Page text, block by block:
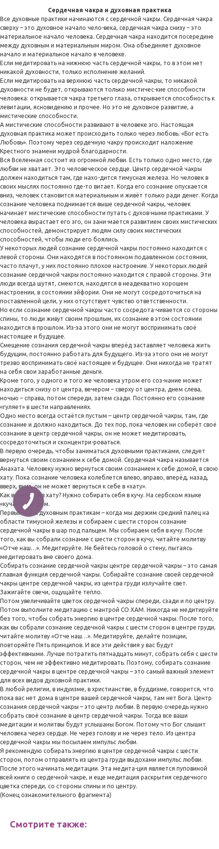
Сердечная чакра и духовная практика
Все духовные практики начинаются с сердечной чакры. Сердечная чакра
сверху – это духовное начало чело-века, сердечная чакра снизу – это
материальное начало человека. Сердечная чакра находится посередине
между духовным и материальным миром. Она объединяет духовное
начало и материальное начало в человеке.
Если медитировать на нижнюю часть сердечной чакры, то в этом нет
никакой духовности, только исполнение желаний.
Если медитировать на верхнюю часть сердечной чакры, то никакой
духовности не будет, открываются только мистичес-кие способности
человека: открывается чакра третьего глаза, открывается способность к
левитации, ясновидению и прочее. Но это не духовное развитие, а
мистические способности.
А мистические способности развивают в человеке эго. Настоящая
духовная практика может происходить только через любовь. «Бог есть
Любовь». Поэтому через сердечную чакру происходит наложение
Крестного знамени мудрой благодарности.
Вся Вселенная состоит из огромной любви. Есть только одно место, где
любви не хватает. Это человеческое сердце. Центр сердечной чакры
должен находиться там, где нахо-дится тимусная железа. Но человек в
своих мыслях постоянно где-то витает. Когда его сознание опускается
вниз, человек становится материальным и живёт только ради денег. Когда
сознание человека поднимается выше сердечной чакры, человек
начинает мистические способности путать с духов-ными практиками. У
человека вырастает его эго, он зани-мается развитием своих мистических
способностей, демонстрирует людям силу своих мистических
способностей, чтобы люди его боялись.
У некоторых людей сознание сердечной чакры постоянно находится с
левой стороны. Они находятся в постоянном подавленном состоянии,
часто плачут, у них постоянно плохое настроение. У некоторых людей
сознание сердечной чакры постоянно находится с правой стороны. Эти
люди всегда шутят, смеются, находятся в неадекватно хорошем
настроении, в состоянии эйфории. Они не могут сосредоточиться на
поставленной цели, у них отсутствует чувство ответственности.
Но если сознание сердечной чакры часто сосредота-чивается со стороны
спины, то люди живут своим прошлым, их сознание в этом состоянии
находится в прошлом. Из-за этого они не могут воспринимать своё
настоящее и будущее.
Смещение сознания сердечной чакры вперёд заставляет человека жить
будущим, постоянно работать для будущего. Из-за этого они не могут
трезво воспринимать своё настоящее и будущее. Они никогда не тратят
на себя свои заработанные деньги.
Кроме того, у одного и того же человека утром его соз-нание может
находиться снизу от центра, вечером – сверху от центра, днем слева,
ночью – справа, потом спереди, затем сзади. Постоянно его сознание
«гуляет» в шести направлениях.
Одно место всегда остаётся пустым – центр сердечной чакры, там, где
сознание и должно находиться. До тех пор, пока человек ни соберёт своё
сознание в центр сердечной чакры, он не может медитировать,
сосредоточиться и сконцентри-роваться.
В первую очередь, чтобы заниматься духовными практиками, следует
вернуться своим сознанием к себе домой. Сердечная чакра называется
Анахата. Человеку нужно вернуться своим сознанием к себе домой, в свою
хату. Пока сознание человека колеблется влево, вправо, вперёд, назад,
вверх, вниз, он не может вернуться к себе в «хату».
Как вернуться в хату? Нужно собирать себя в кучу. На сербском языке
«куча» – это дом.
Первый шаг к духовным практикам – когда мы держим средний палец на
области тимусной железы и собираем с шести сторон сознание
сердечной чакры в шар под пальцем. Мы собираем себя в кучу. После
того, как вы собрали сознание с шести сторон в кучу, читайте молитву
«Отче наш…». Медитируйте. Не бейтесь головой о стену, пытаясь
медитировать вне своего дома.
Собирать сознание сердечной чакры центре сердечной чакры – это самая
главная функция сердечной чакры. Собирайте сознание своей сердечной
чакры центре сердечной чакры, из центра груди излучайте свет.
Зажигайте свечи, ощущайте тепло.
Потом увеличивайте цветок сердечной чакры спереди, сзади и по центру.
Потом выполните медитацию с мантрой СО ХАМ. Никогда не медитируйте
без того, чтобы собрать энергию в центре сердечной чакры. После того,
как вы собрали сознание сердечной чакры с шести сторон в центре груди,
читайте молитву «Отче наш…». Медитируйте, делайте позиции,
повторяйте Пять принципов. И все эти действия у вас будут
эффективными. Лучше потратить пятнадцать минут, собрать себя с шести
сторон, чем не эффективно медитировать. Поэтому, собирать сознание
сердечной чакры в центре сердечной чакры – это самый важный элемент
для всех видов духовной практики.
В любой религии, в индуизме, в христианстве, в буддизме, говорится, что
пока вас нет дома в центре вашей сердечной чакры, там нет Бога. Центр
сознания сердечной чакры – это центр любви. В первую очередь нужно
собрать своё сознание в центр сердечной чакры. Тогда все ваши
медитации и молитвы будут услышаны Богом. Потому что Бог слышит
человека через сердце. Не через голову и не через тело. Из центра
сердечной чакры мы посылаем импульс любви.
Я рекомендую собирать энергию в центре сердечной чакры с шести
сторон, потом отправлять из центра груди выдохами импульс любви.
После этого начинать медитации. Эта медита-ция является пуповиной
всей книги о сердечной чакре, и еще медитация раскрытия сердечного
цветка спереди, со стороны спины и по центру.
(Конец ознакомительного фрагмента)
Смотрите также: